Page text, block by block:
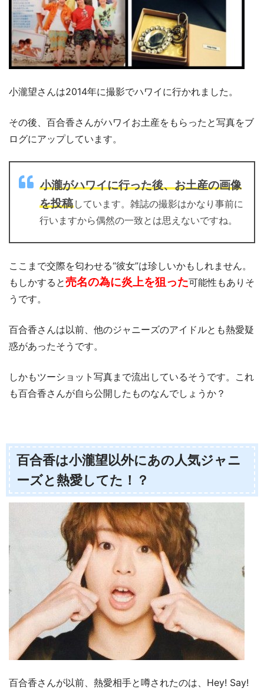
小瀧望さんは2014年に撮影でハワイに行かれました。
その後、百合香さんがハワイお土産をもらったと写真をブ
ログにアップしています。
小瀧がハワイに行った後、お土産の画像
を投稿 しています。雑誌の撮影はかなり事前に
行いますから偶然の一致とは思えないですね。
ここまで交際を匂わせる“彼女”は珍しいかもしれません。
もしかすると売名の為に炎上を狙った可能性もありそ
うです。
百合香さんは以前、他のジャニーズのアイドルとも熱愛疑
惑があったそうです。
しかもツーショット写真まで流出しているそうです。これ
も百合香さんが自ら公開したものなんでしょうか？
百合香は小瀧望以外にあの人気ジャニ
ーズと熱愛してた！？
百合香さんが以前、熱愛相手と噂されたのは、Hey! Say!